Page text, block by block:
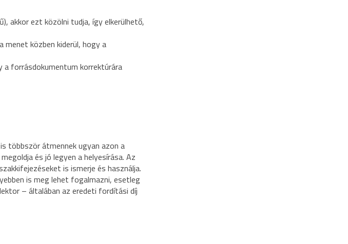
akkor ezt közölni tudja, így elkerülhető,
menet közben kiderül, hogy a
forrásdokumentum korrektúrára
többször átmennek ugyan azon a
és jó legyen a helyesírása. Az
is ismerje és használja.
is meg lehet fogalmazni, esetleg
– általában az eredeti fordítási díj